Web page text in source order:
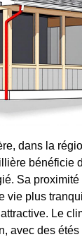
dans la
bénéficie
Sa proximité
vie plus
Le
avec des étés